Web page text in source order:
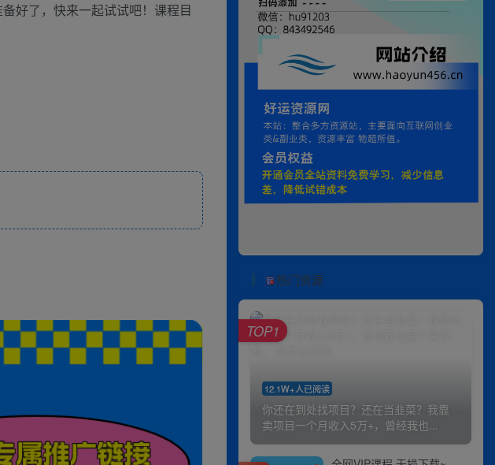
好了，快来一起试试吧！课程目
热门资源
12.1W+人已阅读
你还在到处找项目？还在当韭菜？我靠
卖项目一个月收入5万+，曾经我也...
TOP1